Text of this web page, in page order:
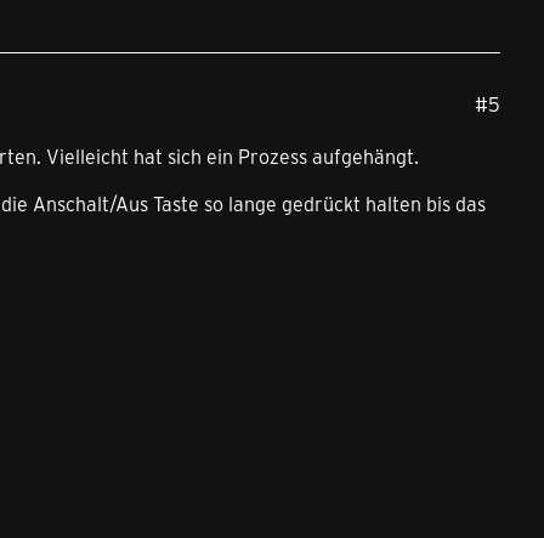
#5
Vielleicht hat sich ein Prozess aufgehängt.
Anschalt/Aus Taste so lange gedrückt halten bis das